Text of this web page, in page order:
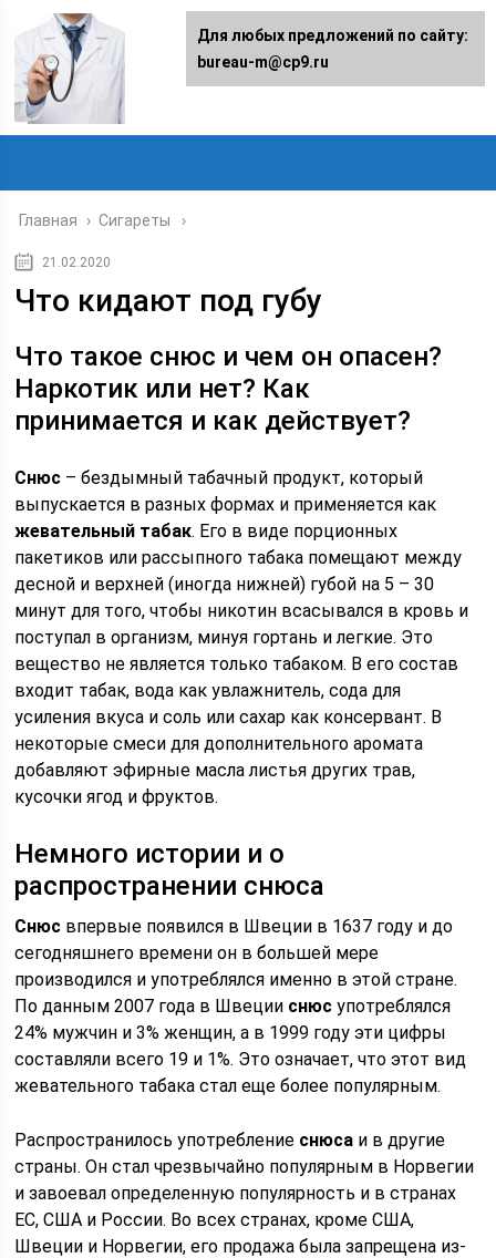
Главная › Сигареты
21.02.2020
Что кидают под губу
Что такое снюс и чем он опасен?
Наркотик или нет? Как
принимается и как действует?
Снюс – бездымный табачный продукт, который
выпускается в разных формах и применяется как
жевательный табак. Его в виде порционных
пакетиков или рассыпного табака помещают между
десной и верхней (иногда нижней) губой на 5 – 30
минут для того, чтобы никотин всасывался в кровь и
поступал в организм, минуя гортань и легкие. Это
вещество не является только табаком. В его состав
входит табак, вода как увлажнитель, сода для
усиления вкуса и соль или сахар как консервант. В
некоторые смеси для дополнительного аромата
добавляют эфирные масла листья других трав,
кусочки ягод и фруктов.
Немного истории и о
распространении снюса
Снюс впервые появился в Швеции в 1637 году и до
сегодняшнего времени он в большей мере
производился и употреблялся именно в этой стране.
По данным 2007 года в Швеции снюс употреблялся
24% мужчин и 3% женщин, а в 1999 году эти цифры
составляли всего 19 и 1%. Это означает, что этот вид
жевательного табака стал еще более популярным.
Распространилось употребление снюса и в другие
страны. Он стал чрезвычайно популярным в Норвегии
и завоевал определенную популярность и в странах
ЕС, США и России. Во всех странах, кроме США,
Швеции и Норвегии, его продажа была запрещена из-
Для любых предложений по сайту:
bureau-m@cp9.ru